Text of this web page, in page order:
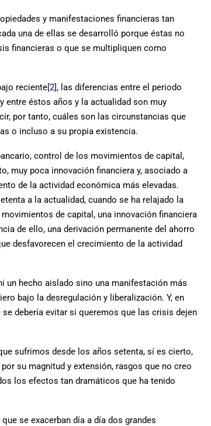
y manifestaciones financieras tan
una de ellas se desarrolló porque éstas no
financieras o que se multipliquen como
reciente[2], las diferencias entre el periodo
entre éstos años y la actualidad son muy
por tanto, cuáles son las circunstancias que
o incluso a su propia existencia.
control de los movimientos de capital,
muy poca innovación financiera y, asociado a
de la actividad económica más elevadas.
a la actualidad, cuando se ha relajado la
de capital, una innovación financiera
de ello, una derivación permanente del ahorro
desfavorecen el crecimiento de la actividad
un hecho aislado sino una manifestación más
bajo la desregulación y liberalización. Y, en
debería evitar si queremos que las crisis dejen
sufrimos desde los años setenta, sí es cierto,
su magnitud y extensión, rasgos que no creo
los efectos tan dramáticos que ha tenido
se exacerban día a día dos grandes